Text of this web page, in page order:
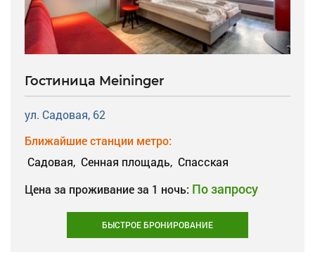
Гостиница Meininger
ул. Садовая, 62
Ближайшие станции метро:
Садовая, Сенная площадь, Спасская
Цена за проживание за 1 ночь: По запросу
БЫСТРОЕ БРОНИРОВАНИЕ